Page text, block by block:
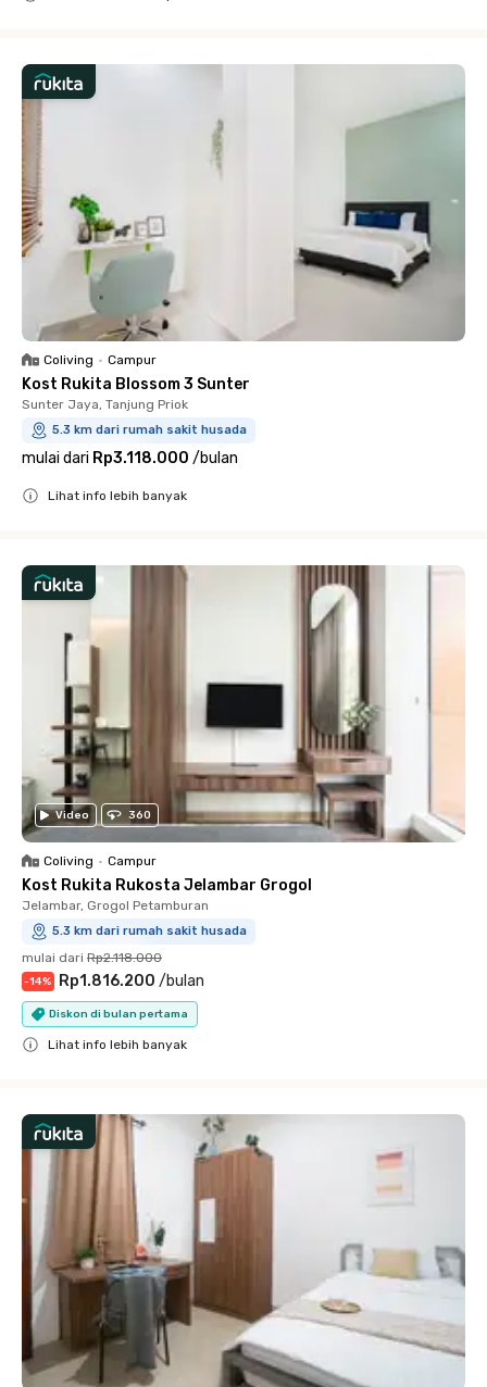
Coliving • Campur
Kost Rukita Blossom 3 Sunter
Sunter Jaya, Tanjung Priok
5.3 km dari rumah sakit husada
mulai dari Rp3.118.000 /bulan
Lihat info lebih banyak
Video 360
Coliving • Campur
Kost Rukita Rukosta Jelambar Grogol
Jelambar, Grogol Petamburan
5.3 km dari rumah sakit husada
mulai dari Rp2.118.000
-14% Rp1.816.200 /bulan
Diskon di bulan pertama
Lihat info lebih banyak